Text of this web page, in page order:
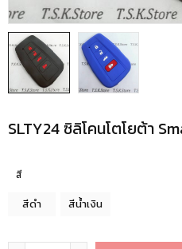
SLTY24 ซิลิโคนโตโยต้า
สี
สีดำ สีน้ำเงิน